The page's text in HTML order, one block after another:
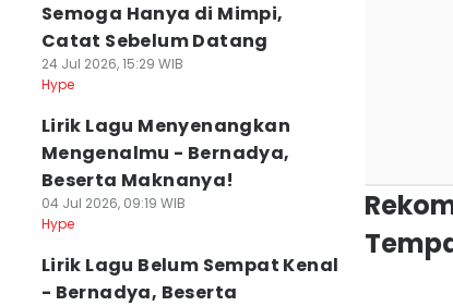
Semoga Hanya di Mimpi,
Catat Sebelum Datang
24 Jul 2026, 15:29 WIB
Hype
Lirik Lagu Menyenangkan
Mengenalmu - Bernadya,
Beserta Maknanya!
04 Jul 2026, 09:19 WIB
Hype
Lirik Lagu Belum Sempat Kenal
- Bernadya, Beserta